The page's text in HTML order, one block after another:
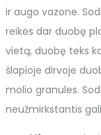
ir augo vazone.
reikės dar duobę
vietą, duobę teks
šlapioje dirvoje
molio granules.
neužmirkstantis